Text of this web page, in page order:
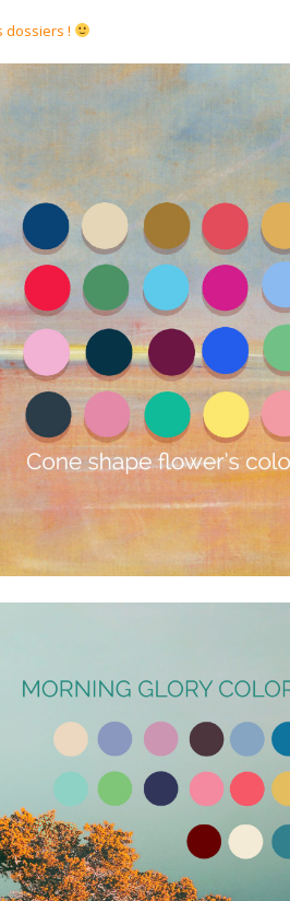
dossiers !